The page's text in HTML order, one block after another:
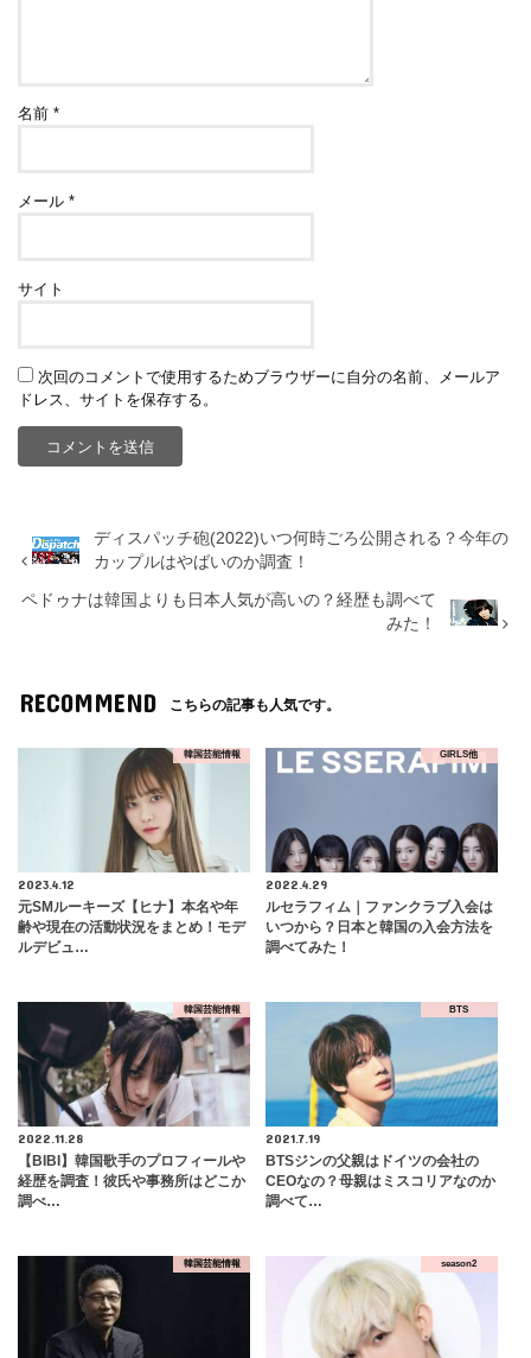
名前*
メール*
サイト
次回のコメントで使用するためブラウザーに自分の名前、メールア
ドレス、サイトを保存する。
ディスパッチ砲(2022)いつ何時ごろ公開される？今年の
カップルはやばいのか調査！
ペドゥナは韓国よりも日本人気が高いの？経歴も調べて
みた！
RECOMMEND こちらの記事も人気です。
韓国芸能情報
2023.4.12
元SMルーキーズ【ヒナ】本名や年
齢や現在の活動状況をまとめ！モデ
ルデビュ…
GIRLS他
2022.4.29
ルセラフィム｜ファンクラブ入会は
いつから？日本と韓国の入会方法を
調べてみた！
韓国芸能情報
2022.11.28
【BIBI】韓国歌手のプロフィールや
経歴を調査！彼氏や事務所はどこか
調べ…
BTS
2021.7.19
BTSジンの父親はドイツの会社の
CEOなの？母親はミスコリアなのか
調べて…
韓国芸能情報 season2